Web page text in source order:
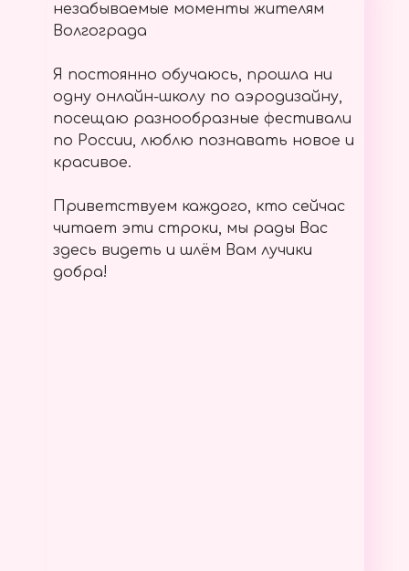
незабываемые моменты жителям
Волгограда
Я постоянно обучаюсь, прошла ни
одну онлайн-школу по аэродизайну,
посещаю разнообразные фестивали
по России, люблю познавать новое и
красивое.
Приветствуем каждого, кто сейчас
читает эти строки, мы рады Вас
здесь видеть и шлём Вам лучики
добра!